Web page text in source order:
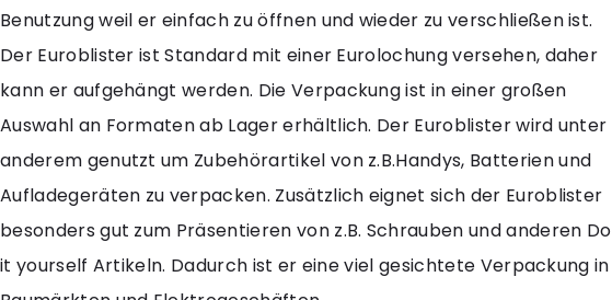
Benutzung weil er einfach zu öffnen und wieder zu verschließen ist.
Der Euroblister ist Standard mit einer Eurolochung versehen, daher
kann er aufgehängt werden. Die Verpackung ist in einer großen
Auswahl an Formaten ab Lager erhältlich. Der Euroblister wird unter
anderem genutzt um Zubehörartikel von z.B.Handys, Batterien und
Aufladegeräten zu verpacken. Zusätzlich eignet sich der Euroblister
besonders gut zum Präsentieren von z.B. Schrauben und anderen Do
it yourself Artikeln. Dadurch ist er eine viel gesichtete Verpackung in